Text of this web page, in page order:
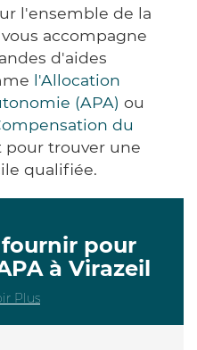
l'ensemble de la
accompagne
d'aides
l'Allocation
(APA) ou
du
pour trouver une
qualifiée.
fournir pour
à Virazeil
Plus